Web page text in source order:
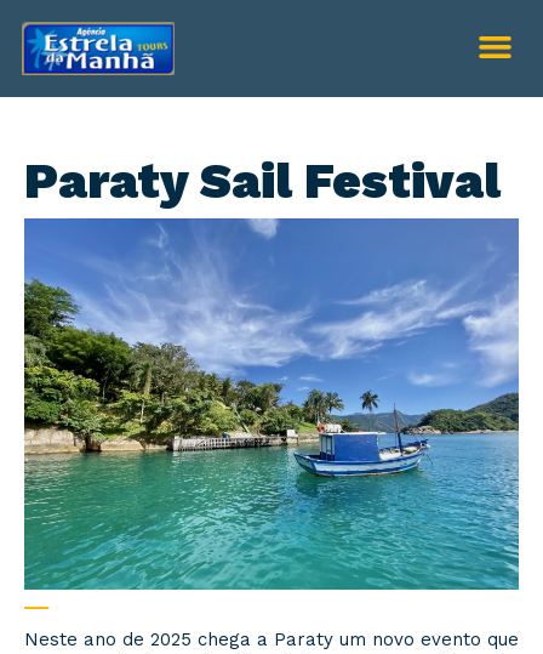
Paraty Sail Festival
Neste ano de 2025 chega a Paraty um novo evento que